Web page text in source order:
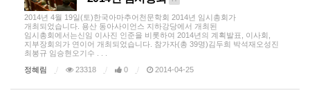
2014년 4월 19일(토)한국아마추어천문학회 2014년 임시총회가
개최되었습니다. 용산 동아사이언스 지하강당에서 개최된
임시총회에서는신임 이사진 인준을 비롯하여 2014년의 계획발표, 이사회,
지부장회의가 연이어 개최되었습니다. 참가자(총 39명)김두희 박석재오성진
최봉규 임승현오기수 . . .
정혜림
23318 0 2014-04-25